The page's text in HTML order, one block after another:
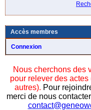
Accès membres
Connexion
Nous cherchons des
pour relever des actes
autres). Pour
merci de nous